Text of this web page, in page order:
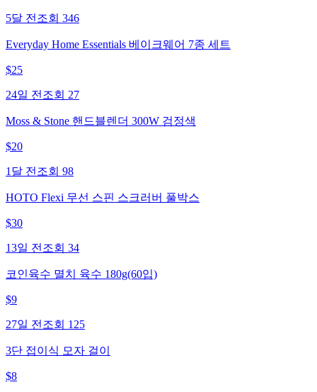
5달 전 조회 346
Everyday Home Essentials 베이크웨어 7종 세트
$25
24일 전 조회 27
Moss & Stone 핸드블렌더 300W 검정색
$20
1달 전 조회 98
HOTO Flexi 무선 스핀 스크러버 풀박스
$30
13일 전 조회 34
코인육수 멸치 육수 180g(60입)
$9
27일 전 조회 125
3단 접이식 모자 걸이
$8